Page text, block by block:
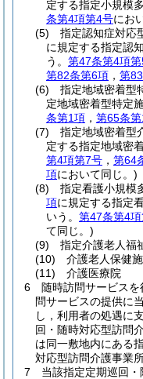
定する指定小規模
条第4項第4号にお
(5)
指定認知症対応
に規定する指定認
う。 第47条第4項
第82条第6項 ， 第
(6)
指定地域密着型
定地域密着型特定
条第1項 ， 第65条
(7)
指定地域密着型
定する指定地域密
第4項第7号 ， 第64
項において同じ。)
(8)
指定看護小規模
項に規定する指定
いう。 第47条第4
て同じ。)
(9)
指定介護老人福
(10)
介護老人保健
(11)
介護医療院
6
随時訪問サービス
問サービスの提供に
し，利用者の処遇に
回・随時対応型訪問
は同一敷地内にある
対応型訪問介護事業
7
当該指定定期巡回